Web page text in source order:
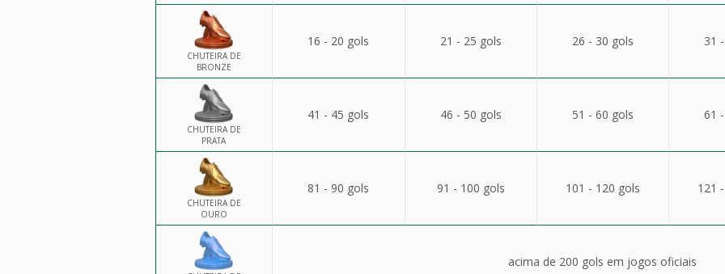
CHUTEIRA DE
BRONZE
16 - 20 gols 21 - 25 gols 26 - 30 gols 31
CHUTEIRA DE
PRATA
41 - 45 gols 46 - 50 gols 51 - 60 gols 61
CHUTEIRA DE
OURO
81 - 90 gols 91 - 100 gols 101 - 120 gols 121
acima de 200 gols em jogos oficiais